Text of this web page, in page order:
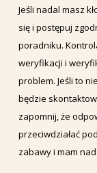
Jeśli nadal masz
się i postępuj
poradniku.
weryfikacji i
problem. Jeśli to
będzie
zapomnij, że
przeciwdziałać
zabawy i mam